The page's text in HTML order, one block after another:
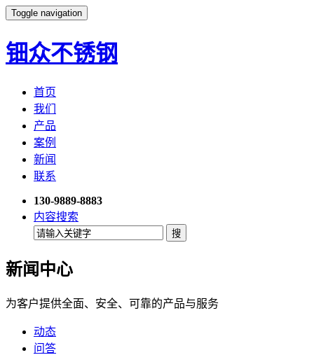
Toggle navigation
钿众不锈钢
首页
我们
产品
案例
新闻
联系
130-9889-8883
内容搜索
新闻中心
为客户提供全面、安全、可靠的产品与服务
动态
问答